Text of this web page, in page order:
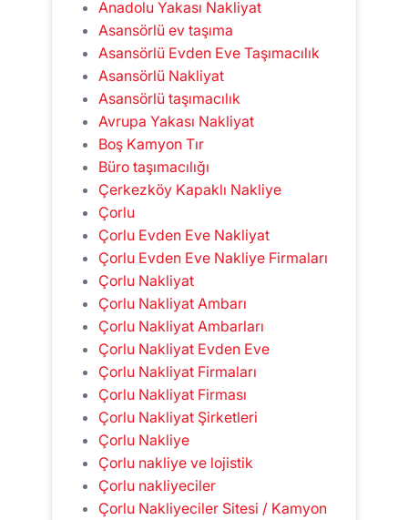
Anadolu Yakası Nakliyat
Asansörlü ev taşıma
Asansörlü Evden Eve Taşımacılık
Asansörlü Nakliyat
Asansörlü taşımacılık
Avrupa Yakası Nakliyat
Boş Kamyon Tır
Büro taşımacılığı
Çerkezköy Kapaklı Nakliye
Çorlu
Çorlu Evden Eve Nakliyat
Çorlu Evden Eve Nakliye Firmaları
Çorlu Nakliyat
Çorlu Nakliyat Ambarı
Çorlu Nakliyat Ambarları
Çorlu Nakliyat Evden Eve
Çorlu Nakliyat Firmaları
Çorlu Nakliyat Firması
Çorlu Nakliyat Şirketleri
Çorlu Nakliye
Çorlu nakliye ve lojistik
Çorlu nakliyeciler
Çorlu Nakliyeciler Sitesi / Kamyon